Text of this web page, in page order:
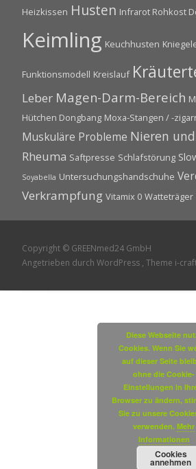
Heizkissen Husten Infrarot Rohkost
Keimling Keuchhusten
Funktionsmodell Kreislauf
Leber Magen-Darm-Bereich
Hütchen Dongbang Moxa-Stangen / -
Muskuläre Probleme Nieren
Rheuma Saftpresse Schlafstörung
Soyabella Untersuchungshandschuhe
Verkrampfung Vitamix 0 Watteträger
Copyright © GREENmed24 GmbH
Angetrieben durch WordPress , Theme i-
Diese Webseite
Cookies. Wenn Sie
auf dieser Seite
ohne die Cookie-
Einstellungen in
Browser zu ändern,
Sie zu unsere
verwenden. Mehr
Informationen
Cookies
annehmen